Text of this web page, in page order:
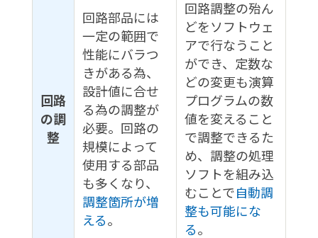
回路
の調
整
回路部品には
一定の範囲で
性能にバラつ
きがある為、
設計値に合せ
る為の調整が
必要。回路の
規模によって
使用する部品
も多くなり、
調整箇所が増
える。
回路調整の殆ん
どをソフトウェ
アで行なうこと
ができ、定数な
どの変更も演算
プログラムの数
値を変えること
で調整できるた
め、調整の処理
ソフトを組み込
むことで自動調
整も可能にな
る。